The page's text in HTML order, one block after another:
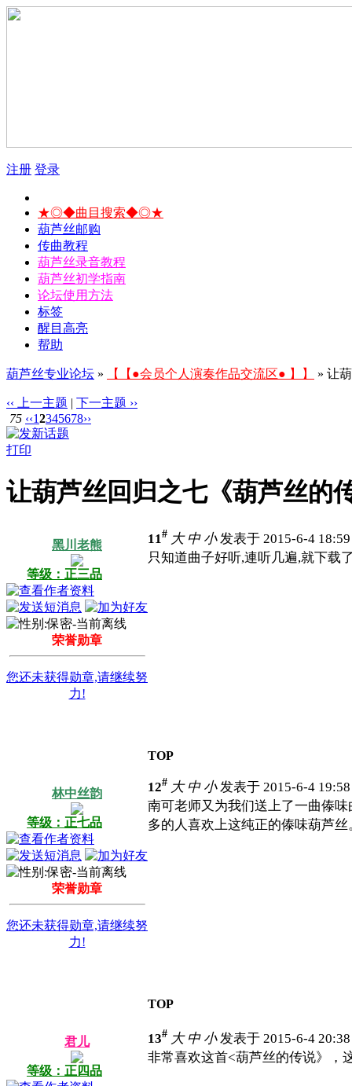
注册 登录
★◎◆曲目搜索◆◎★
葫芦丝邮购
传曲教程
葫芦丝录音教程
葫芦丝初学指南
论坛使用方法
标签
醒目高亮
帮助
葫芦丝专业论坛 » 【【●会员个人演奏作品交流区● 】】 » 让
‹‹ 上一主题 | 下一主题 ››
75 ‹‹12345678››
打印
让葫芦丝回归之七《葫芦丝的
黑川老熊
等级：正三品
荣誉勋章
您还未获得勋章,请继续努
力!
11# 大 中 小发表于 2015-6-4
只知道曲子好听,連听几遍,就下载
TOP
林中丝韵
等级：正七品
荣誉勋章
您还未获得勋章,请继续努
力!
12# 大 中 小发表于 2015-6-4
南可老师又为我们送上了一曲傣
多的人喜欢上这纯正的傣味葫芦
TOP
君儿
等级：正四品
13# 大 中 小发表于 2015-6-4
非常喜欢这首<葫芦丝的传说》，